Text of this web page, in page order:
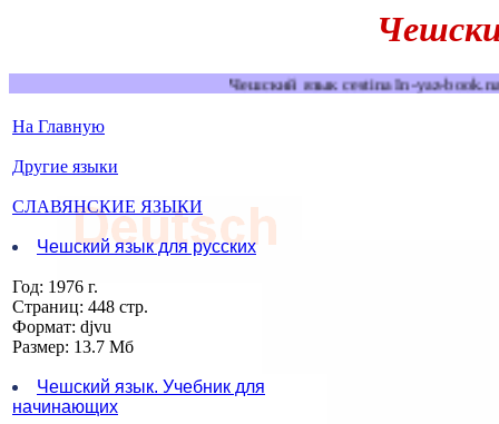
Чешский язык cestina In-yaz-
На Главную
Другие языки
СЛАВЯНСКИЕ ЯЗЫКИ
Чешский язык для русских
Год: 1976 г.
Страниц: 448 стр.
Формат: djvu
Размер: 13.7 Мб
Чешский язык. Учебник для
начинающих